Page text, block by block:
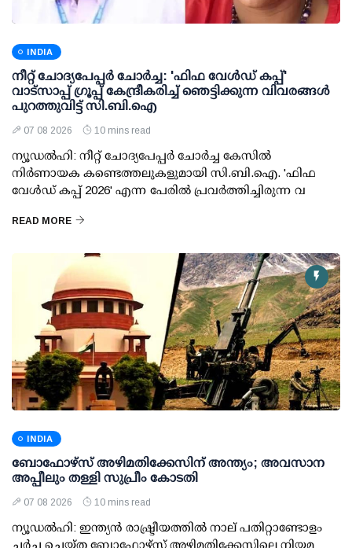
INDIA
നീറ്റ് ചോദ്യപേപ്പര്‍ ചോര്‍ച്ച: 'ഫിഫ വേള്‍ഡ് കപ്പ്'
വാട്സാപ്പ് ഗ്രൂപ്പ് കേന്ദ്രീകരിച്ച് ഞെട്ടിക്കുന്ന വിവരങ്ങള്‍
പുറത്തുവിട്ട് സി.ബി.ഐ
07 08 2026 10 mins read
ന്യൂഡല്‍ഹി: നീറ്റ് ചോദ്യപേപ്പര്‍ ചോര്‍ച്ച കേസില്‍
നിര്‍ണായക കണ്ടെത്തലുകളുമായി സി.ബി.ഐ. 'ഫിഫ
വേള്‍ഡ് കപ്പ് 2026' എന്ന പേരില്‍ പ്രവര്‍ത്തിച്ചിരുന്ന വ
READ MORE
INDIA
ബോഫോഴ്സ് അഴിമതിക്കേസിന് അന്ത്യം; അവസാന
അപ്പീലും തള്ളി സുപ്രീം കോടതി
07 08 2026 10 mins read
ന്യൂഡല്‍ഹി: ഇന്ത്യന്‍ രാഷ്ട്രീയത്തില്‍ നാല് പതിറ്റാണ്ടോളം
ചര്‍ച്ച ചെയ്ത ബോഫോഴ്സ് അഴിമതിക്കേസിലെ നിയമ